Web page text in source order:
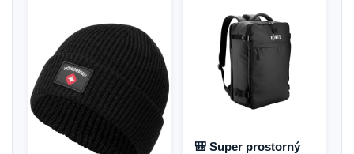
🎒 Super prostorný